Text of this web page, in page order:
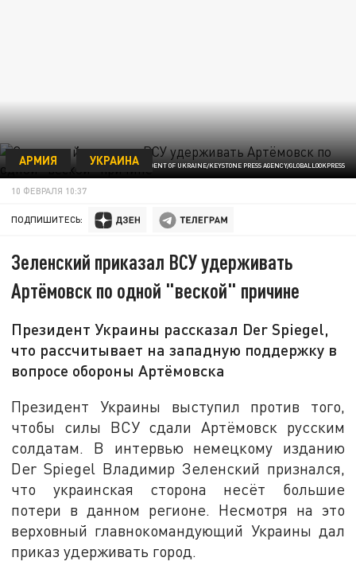
ФОТО: PRESIDENT OF UKRAINE/KEYSTONE PRESS AGENCY/GLOBALLOOKPRESS
АРМИЯ УКРАИНА
10 ФЕВРАЛЯ 10:37
ПОДПИШИТЕСЬ:
Зеленский приказал ВСУ удерживать
Артёмовск по одной "веской" причине
Президент Украины рассказал Der Spiegel,
что рассчитывает на западную поддержку в
вопросе обороны Артёмовска
Президент Украины выступил против того,
чтобы силы ВСУ сдали Артёмовск русским
солдатам. В интервью немецкому изданию
Der Spiegel Владимир Зеленский признался,
что украинская сторона несёт большие
потери в данном регионе. Несмотря на это
верховный главнокомандующий Украины дал
приказ удерживать город.